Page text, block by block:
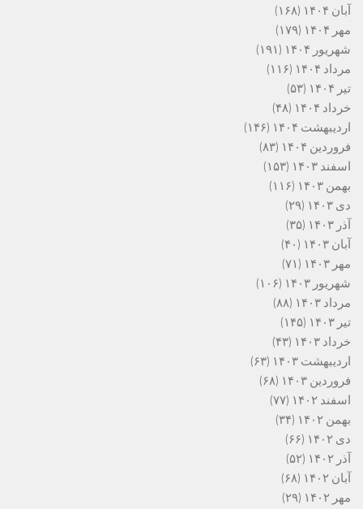
آبان ۱۴۰۴
(۱۶۸)
مهر ۱۴۰۴
(۱۷۹)
شهریور ۱۴۰۴
(۱۹۱)
مرداد ۱۴۰۴
(۱۱۶)
تیر ۱۴۰۴
(۵۳)
خرداد ۱۴۰۴
(۴۸)
اردیبهشت ۱۴۰۴
(۱۴۶)
فروردین ۱۴۰۴
(۸۳)
اسفند ۱۴۰۳
(۱۵۳)
بهمن ۱۴۰۳
(۱۱۶)
دی ۱۴۰۳
(۲۹)
آذر ۱۴۰۳
(۳۵)
آبان ۱۴۰۳
(۴۰)
مهر ۱۴۰۳
(۷۱)
شهریور ۱۴۰۳
(۱۰۶)
مرداد ۱۴۰۳
(۸۸)
تیر ۱۴۰۳
(۱۴۵)
خرداد ۱۴۰۳
(۴۳)
اردیبهشت ۱۴۰۳
(۶۳)
فروردین ۱۴۰۳
(۶۸)
اسفند ۱۴۰۲
(۷۷)
بهمن ۱۴۰۲
(۳۴)
دی ۱۴۰۲
(۶۶)
آذر ۱۴۰۲
(۵۲)
آبان ۱۴۰۲
(۶۸)
مهر ۱۴۰۲
(۲۹)